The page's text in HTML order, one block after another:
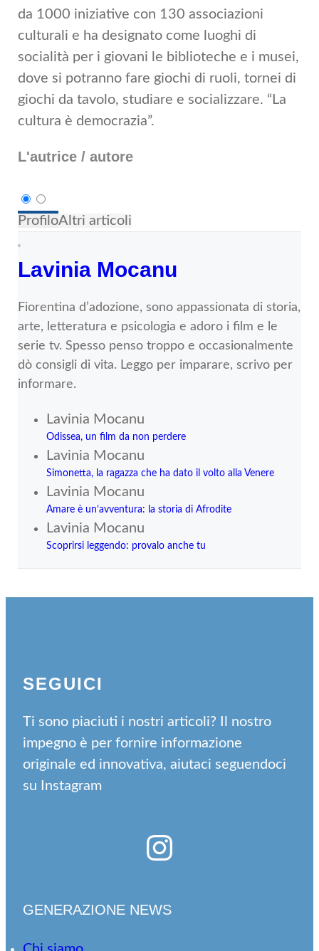
da 1000 iniziative con 130 associazioni
culturali e ha designato come luoghi di
socialità per i giovani le biblioteche e i musei,
dove si potranno fare giochi di ruoli, tornei di
giochi da tavolo, studiare e socializzare. “La
cultura è democrazia”.
L'autrice / autore
ProfiloAltri articoli
Lavinia Mocanu
Fiorentina d’adozione, sono appassionata di storia,
arte, letteratura e psicologia e adoro i film e le
serie tv. Spesso penso troppo e occasionalmente
dò consigli di vita. Leggo per imparare, scrivo per
informare.
Lavinia Mocanu
Odissea, un film da non perdere
Lavinia Mocanu
Simonetta, la ragazza che ha dato il volto alla Venere
Lavinia Mocanu
Amare è un’avventura: la storia di Afrodite
Lavinia Mocanu
Scoprirsi leggendo: provalo anche tu
SEGUICI
Ti sono piaciuti i nostri articoli? Il nostro
impegno è per fornire informazione
originale ed innovativa, aiutaci seguendoci
su Instagram
Instagram
GENERAZIONE NEWS